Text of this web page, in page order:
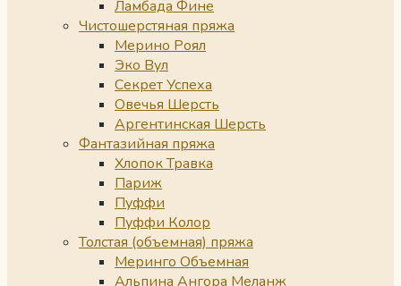
Ламбада Фине
Чистошерстяная пряжа
Мерино Роял
Эко Вул
Секрет Успеха
Овечья Шерсть
Аргентинская Шерсть
Фантазийная пряжа
Хлопок Травка
Париж
Пуффи
Пуффи Колор
Толстая (объемная) пряжа
Меринго Объемная
Альпина Ангора Меланж